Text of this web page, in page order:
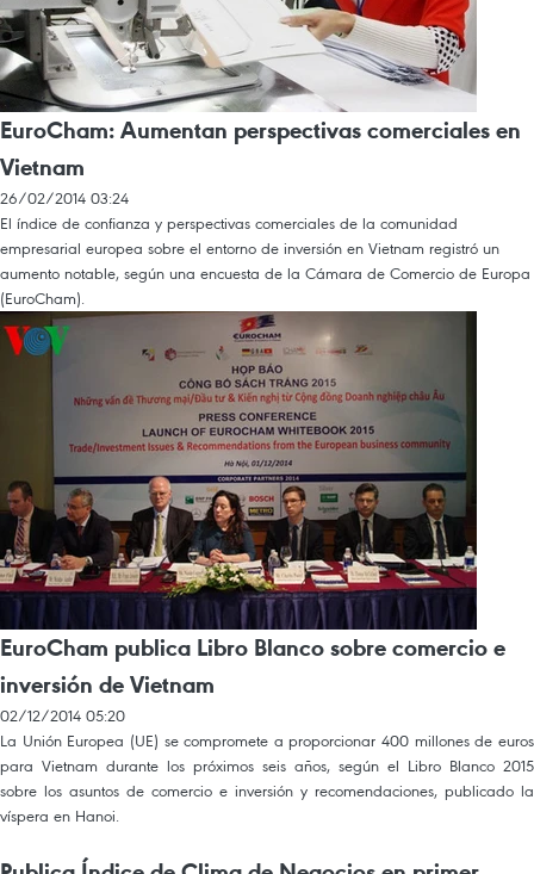
EuroCham: Aumentan perspectivas comerciales en
Vietnam
26/02/2014 03:24
El índice de confianza y perspectivas comerciales de la comunidad
empresarial europea sobre el entorno de inversión en Vietnam registró un
aumento notable, según una encuesta de la Cámara de Comercio de Europa
(EuroCham).
EuroCham publica Libro Blanco sobre comercio e
inversión de Vietnam
02/12/2014 05:20
La Unión Europea (UE) se compromete a proporcionar 400 millones de euros
para Vietnam durante los próximos seis años, según el Libro Blanco 2015
sobre los asuntos de comercio e inversión y recomendaciones, publicado la
víspera en Hanoi.